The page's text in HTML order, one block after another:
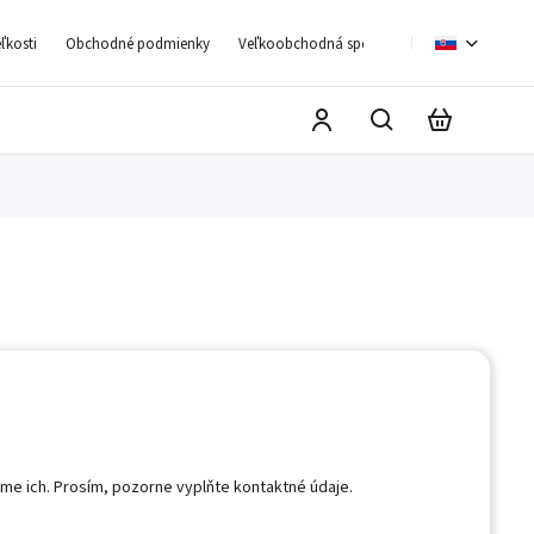
Obchodné podmienky Veľkoobchodná spolupráca Moja
ich. Prosím, pozorne vyplňte kontaktné údaje.